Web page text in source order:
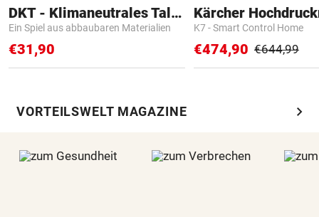
DKT - Klimaneutrales Talent
Ein Spiel aus abbaubaren Materialien
€31,90
Kärcher
K7 - Smart Control Home
€474,90 €644,99
VORTEILSWELT MAGAZINE chevron_right